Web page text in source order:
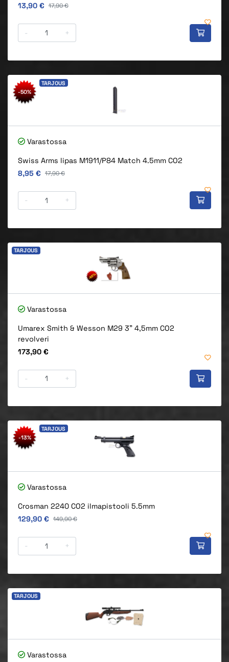
Alkuperäinen hinta
13,90 € Alkuperäinen hinta
17,90 €
- +
-50%
TARJOUS
Varastossa
Swiss Arms lipas M1911/P84 Match 4.5mm CO2
Alkuperäinen hinta
8,95 € Alkuperäinen hinta
17,90 €
- +
TARJOUS
Varastossa
Umarex Smith & Wesson M29 3" 4,5mm CO2
revolveri
Hinta
173,90 €
- +
-13%
TARJOUS
Varastossa
Crosman 2240 CO2 ilmapistooli 5.5mm
Alkuperäinen hinta
129,90 € Alkuperäinen hinta
149,90 €
- +
TARJOUS
Varastossa